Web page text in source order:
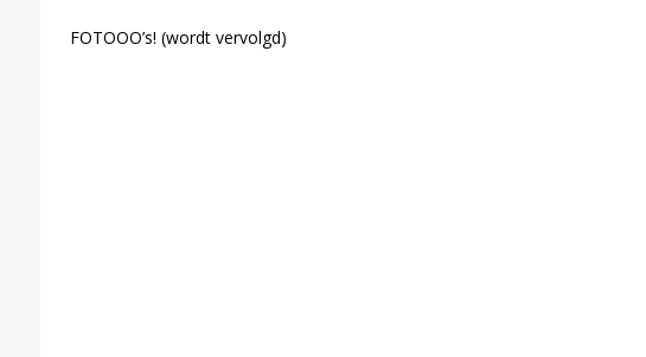
FOTOOO’s! (wordt vervolgd)